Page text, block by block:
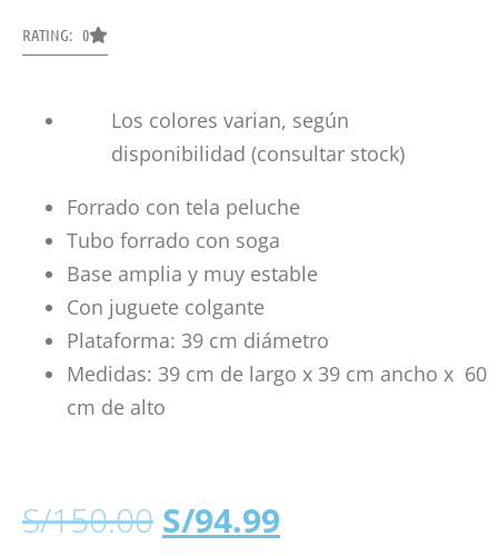
RATING: 0
Los colores varian, según
disponibilidad (consultar stock)
Forrado con tela peluche
Tubo forrado con soga
Base amplia y muy estable
Con juguete colgante
Plataforma: 39 cm diámetro
Medidas: 39 cm de largo x 39 cm ancho x 60
cm de alto
S/150.00 S/94.99